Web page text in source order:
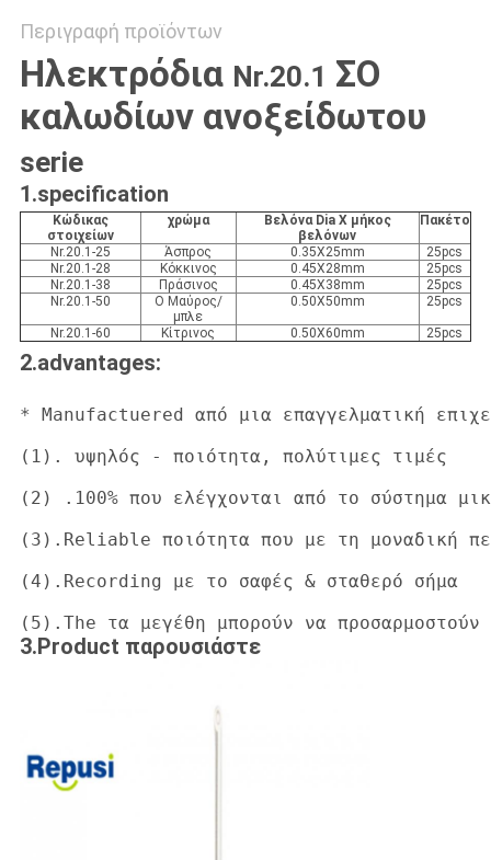
Περιγραφή προϊόντων
Ηλεκτρόδια Nr.20.1 ΣΟ
καλωδίων ανοξείδωτου
serie
1.specification
Κώδικας
στοιχείων
χρώμα
Βελόνα Dia Χ μήκος
βελόνων
Πακέτο
Nr.20.1-25 Άσπρος 0.35X25mm
25pcs
Nr.20.1-28
Κόκκινος 0.45X28mm
25pcs
Nr.20.1-38
Πράσινος 0.45X38mm
25pcs
Nr.20.1-50
Ο Μαύρος/
μπλε
0.50X50mm 25pcs
Nr.20.1-60 Κίτρινος 0.50X60mm 25pcs
2.advantages:
* Manufactuered από μια επαγγελματική
(1). υψηλός - ποιότητα, πολύτιμες τιμές
(2) .100% που ελέγχονται από το σύστημα
(3).Reliable ποιότητα που με τη μοναδική
(4).Recording με το σαφές & σταθερό σήμα
(5).The τα μεγέθη μπορούν να προσαρμοστούν
3.Product παρουσιάστε